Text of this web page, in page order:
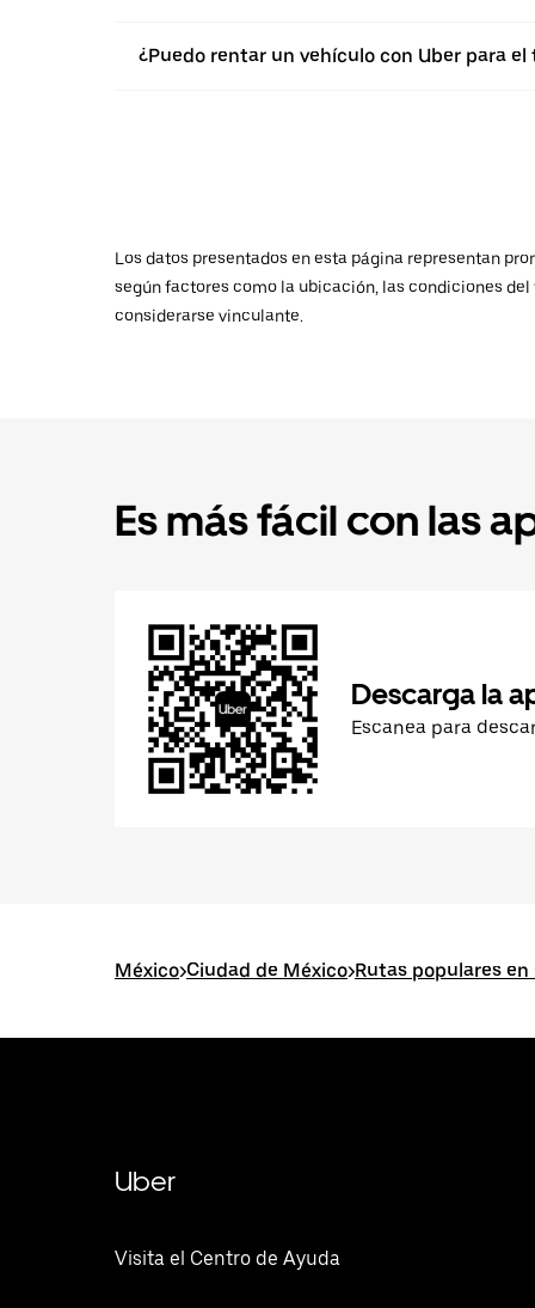
¿Puedo rentar un vehículo con Uber para
Los datos presentados en esta página representan
según factores como la ubicación, las condiciones
considerarse vinculante.
Es más fácil con las
Descarga la
Escanea para
México>Ciudad de México>Rutas populares
Uber
Visita el Centro de Ayuda